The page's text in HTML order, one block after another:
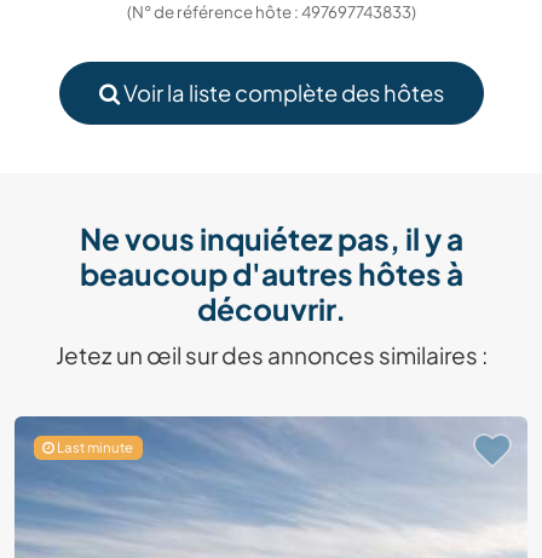
(N° de référence hôte : 497697743833)
Voir la liste complète des hôtes
Ne vous inquiétez pas, il y a
beaucoup d'autres hôtes à
découvrir.
Jetez un œil sur des annonces similaires :
Last minute